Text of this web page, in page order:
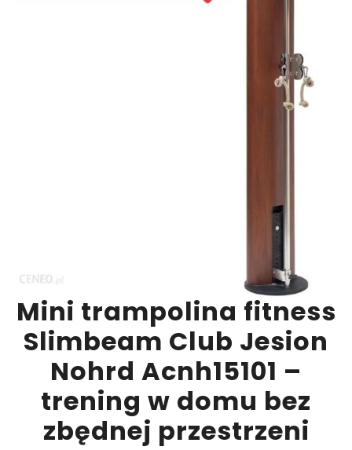
Mini trampolina fitness
Slimbeam Club Jesion
Nohrd Acnh15101 –
trening w domu bez
zbędnej przestrzeni